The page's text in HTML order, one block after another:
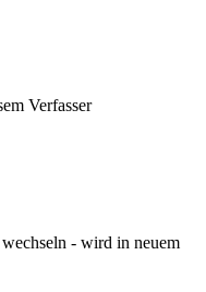
Verfasser
- wird in neuem